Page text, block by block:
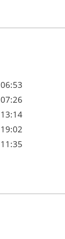
06:53
07:26
13:14
19:02
11:35